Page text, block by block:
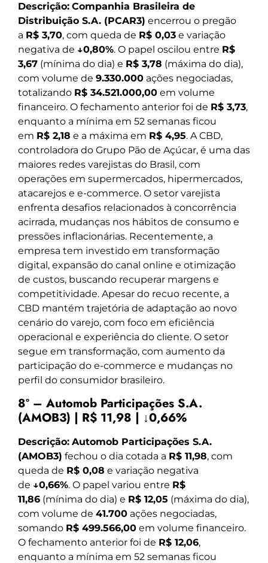
Descrição: Companhia Brasileira de
Distribuição S.A. (PCAR3) encerrou o pregão
a R$ 3,70, com queda de R$ 0,03 e variação
negativa de ↓0,80%. O papel oscilou entre R$
3,67 (mínima do dia) e R$ 3,78 (máxima do dia),
com volume de 9.330.000 ações negociadas,
totalizando R$ 34.521.000,00 em volume
financeiro. O fechamento anterior foi de R$ 3,73,
enquanto a mínima em 52 semanas ficou
em R$ 2,18 e a máxima em R$ 4,95. A CBD,
controladora do Grupo Pão de Açúcar, é uma das
maiores redes varejistas do Brasil, com
operações em supermercados, hipermercados,
atacarejos e e-commerce. O setor varejista
enfrenta desafios relacionados à concorrência
acirrada, mudanças nos hábitos de consumo e
pressões inflacionárias. Recentemente, a
empresa tem investido em transformação
digital, expansão do canal online e otimização
de custos, buscando recuperar margens e
competitividade. Apesar do recuo recente, a
CBD mantém trajetória de adaptação ao novo
cenário do varejo, com foco em eficiência
operacional e experiência do cliente. O setor
segue em transformação, com aumento da
participação do e-commerce e mudanças no
perfil do consumidor brasileiro.
8º – Automob Participações S.A.
(AMOB3) | R$ 11,98 | ↓0,66%
Descrição: Automob Participações S.A.
(AMOB3) fechou o dia cotada a R$ 11,98, com
queda de R$ 0,08 e variação negativa
de ↓0,66%. O papel variou entre R$
11,86 (mínima do dia) e R$ 12,05 (máxima do dia),
com volume de 41.700 ações negociadas,
somando R$ 499.566,00 em volume financeiro.
O fechamento anterior foi de R$ 12,06,
enquanto a mínima em 52 semanas ficou